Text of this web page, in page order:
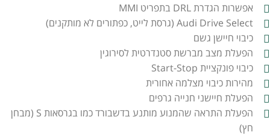
אפשרות הגדרת DRL בתפריט MMI
Audi Drive Select (גרסת לייט, כפתורים לא מותקנים)
כיבוי חיישן גשם
הפעלת מצב מברשת סטנדרטית לסירוגין
כיבוי פונקציית Start-Stop
מהירות כיבוי מצלמה אחורית
הפעלת חיישני חנייה גרפים
הפעלת התראה שהמנוע מותנע בדשבורד כמו בגרסאות S (מבחן
חץ)